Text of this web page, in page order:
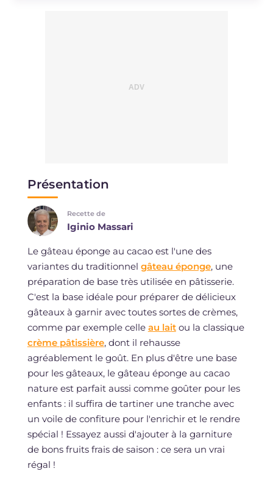
Présentation
Recette de
Iginio Massari
Le gâteau éponge au cacao est l'une des
variantes du traditionnel gâteau éponge, une
préparation de base très utilisée en pâtisserie.
C'est la base idéale pour préparer de délicieux
gâteaux à garnir avec toutes sortes de crèmes,
comme par exemple celle au laitou la classique
crème pâtissière, dont il rehausse
agréablement le goût. En plus d'être une base
pour les gâteaux, le gâteau éponge au cacao
nature est parfait aussi comme goûter pour les
enfants : il suffira de tartiner une tranche avec
un voile de confiture pour l'enrichir et le rendre
spécial ! Essayez aussi d'ajouter à la garniture
de bons fruits frais de saison : ce sera un vrai
régal !